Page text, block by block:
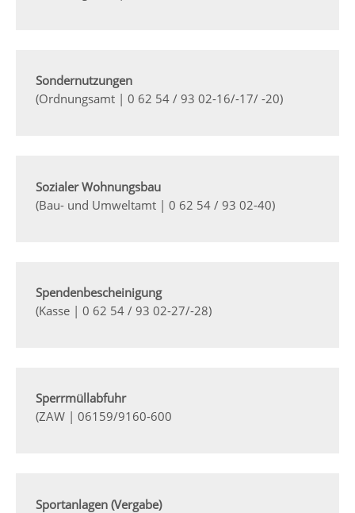
Sondernutzungen
(Ordnungsamt | 0 62 54 / 93 02-16/-17/ -20)
Sozialer Wohnungsbau
(Bau- und Umweltamt | 0 62 54 / 93 02-40)
Spendenbescheinigung
(Kasse | 0 62 54 / 93 02-27/-28)
Sperrmüllabfuhr
(ZAW | 06159/9160-600
Sportanlagen (Vergabe)